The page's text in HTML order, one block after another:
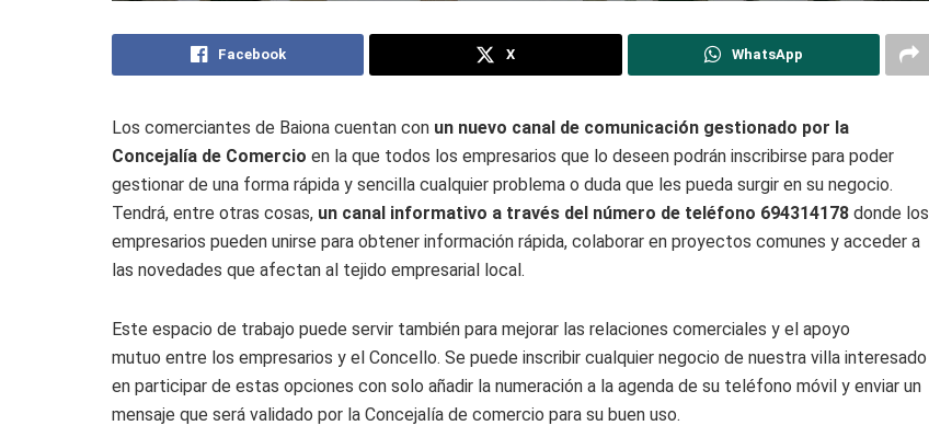
Facebook X WhatsApp
Los comerciantes de Baiona cuentan con un nuevo canal de comunicación gestionado por la
Concejalía de Comercio en la que todos los empresarios que lo deseen podrán inscribirse para poder
gestionar de una forma rápida y sencilla cualquier problema o duda que les pueda surgir en su negocio.
Tendrá, entre otras cosas, un canal informativo a través del número de teléfono 694314178 donde los
empresarios pueden unirse para obtener información rápida, colaborar en proyectos comunes y acceder a
las novedades que afectan al tejido empresarial local.
Este espacio de trabajo puede servir también para mejorar las relaciones comerciales y el apoyo
mutuo entre los empresarios y el Concello. Se puede inscribir cualquier negocio de nuestra villa interesado
en participar de estas opciones con solo añadir la numeración a la agenda de su teléfono móvil y enviar un
mensaje que será validado por la Concejalía de comercio para su buen uso.